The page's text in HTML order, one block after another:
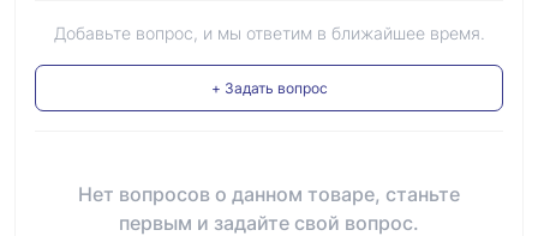
Добавьте вопрос, и мы ответим в ближайшее время.
+ Задать вопрос
Нет вопросов о данном товаре, станьте
первым и задайте свой вопрос.